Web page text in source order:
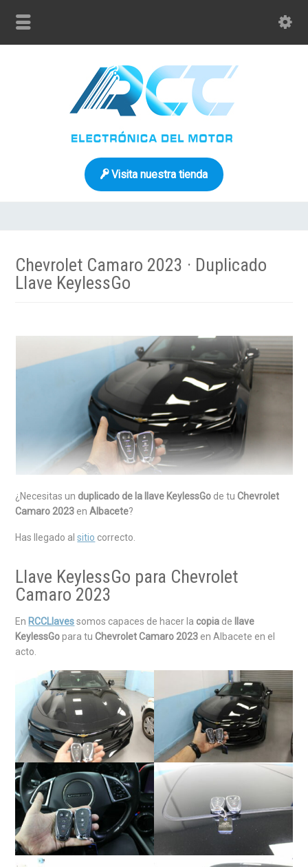
Visita nuestra tienda
Chevrolet Camaro 2023 · Duplicado
Llave KeylessGo
¿Necesitas un duplicado de la llave KeylessGo de tuChevrolet
Camaro 2023 enAlbacete?
Has llegado alsitio correcto.
Llave KeylessGo para Chevrolet
Camaro 2023
En RCCLlavessomos capaces de hacer la copia de
llave
KeylessGopara tuChevrolet Camaro 2023 en Albacete en el
acto.